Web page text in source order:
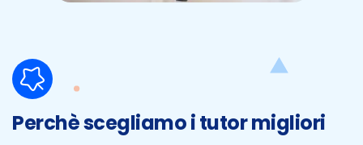
Perchè scegliamo i tutor migliori